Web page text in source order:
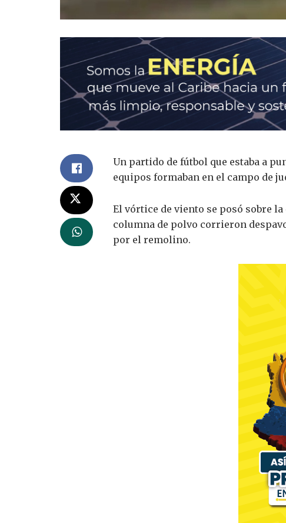
Un partido de fútbol que estaba a
equipos formaban en el campo de
El vórtice de viento se posó sobre
columna de polvo corrieron
por el remolino.